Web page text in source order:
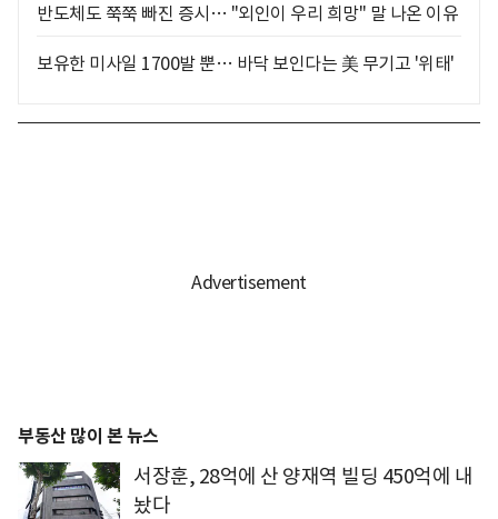
반도체도 쭉쭉 빠진 증시… "외인이 우리 희망" 말 나온 이유
보유한 미사일 1700발 뿐… 바닥 보인다는 美 무기고 '위태'
부동산 많이 본 뉴스
서장훈, 28억에 산 양재역 빌딩 450억에 내
놨다